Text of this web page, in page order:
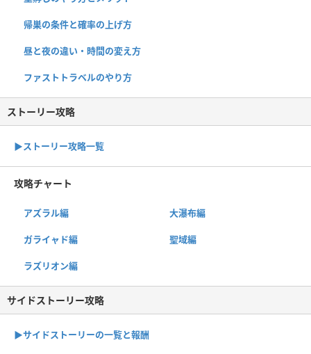
帰巣の条件と確率の上げ方
昼と夜の違い・時間の変え方
ファストトラベルのやり方
ストーリー攻略
▶︎ストーリー攻略一覧
攻略チャート
アズラル編 大瀑布編
ガライャド編 聖域編
ラズリオン編
サイドストーリー攻略
▶サイドストーリーの一覧と報酬